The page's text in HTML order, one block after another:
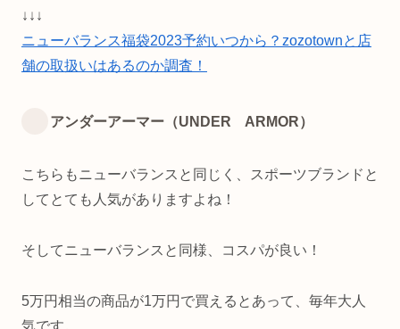
↓↓↓
ニューバランス福袋2023予約いつから？zozotownと店
舗の取扱いはあるのか調査！
アンダーアーマー（UNDER ARMOR）
こちらもニューバランスと同じく、スポーツブランドと
してとても人気がありますよね！
そしてニューバランスと同様、コスパが良い！
5万円相当の商品が1万円で買えるとあって、毎年大人
気です。